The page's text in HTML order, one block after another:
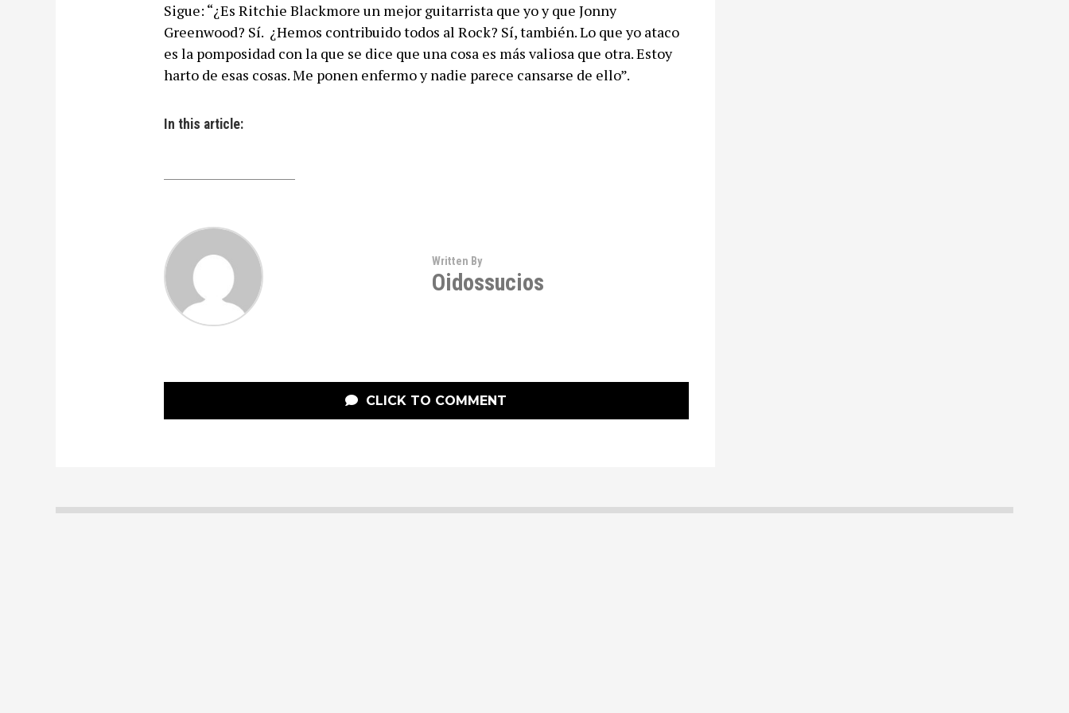
Sigue: “¿Es Ritchie Blackmore un mejor guitarrista que yo y que Jonny
Greenwood? Sí. ¿Hemos contribuido todos al Rock? Sí, también. Lo que yo ataco
es la pomposidad con la que se dice que una cosa es más valiosa que otra. Estoy
harto de esas cosas. Me ponen enfermo y nadie parece cansarse de ello”.
In this article:
Written By
Oidossucios
CLICK TO COMMENT